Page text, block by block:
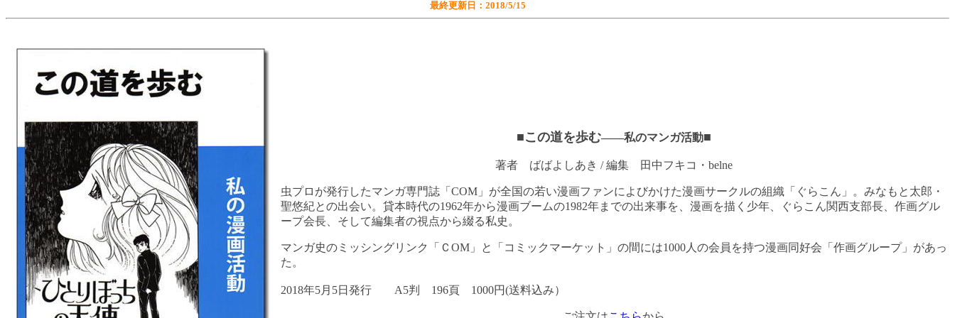
最終更新日：2018/5/15
■この道を歩む――私のマンガ活動■
著者 ばばよしあき / 編集 田中フキコ・belne
虫プロが発行したマンガ専門誌「 COM 」が全国の若い漫画ファンによびかけた漫画サークルの組織「ぐらこん」。みなもと太郎・
聖悠紀との出会い。貸本時代の1962年から漫画ブームの1982年までの出来事を、漫画を描く少年、ぐらこん関西支部長、作画グル
ープ会長、そして編集者の視点から綴る私史。
マンガ史のミッシングリンク「Ｃ OM 」と「コミックマーケット」の間には1000 人の会員を持つ漫画同好会「作画グループ」があっ
た。
2018年5月5日発行 A5判 196頁 1000円(送料込み）